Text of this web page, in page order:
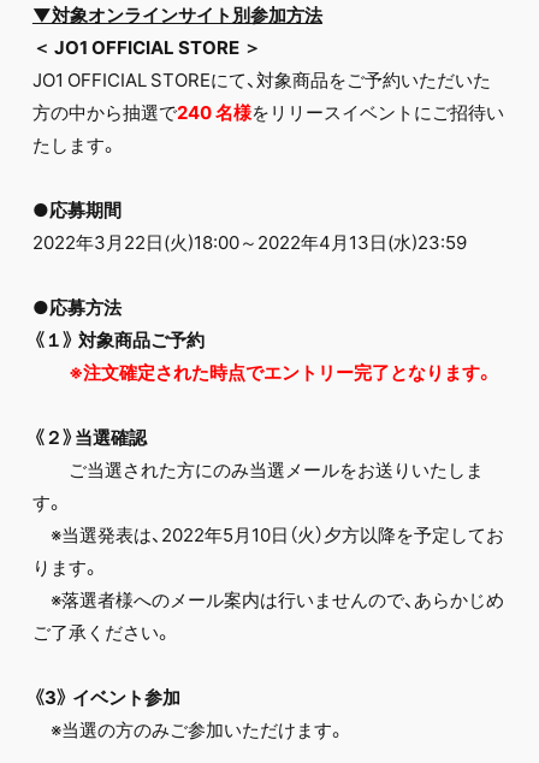
▼対象オンラインサイト別参加方法
＜ JO1 OFFICIAL STORE ＞
JO1 OFFICIAL STOREにて、対象商品をご予約いただいた
方の中から抽選で240名様をリリースイベントにご招待い
たします。
●応募期間
2022年3月22日(火)18:00～2022年4月13日(水)23:59
●応募方法
《１》 対象商品ご予約
※注文確定された時点でエントリー完了となります。
《２》当選確認
ご当選された方にのみ当選メールをお送りいたしま
す。
※当選発表は、2022年5月10日（火）夕方以降を予定してお
ります。
※落選者様へのメール案内は行いませんので、あらかじめ
ご了承ください。
《3》 イベント参加
※当選の方のみご参加いただけます。